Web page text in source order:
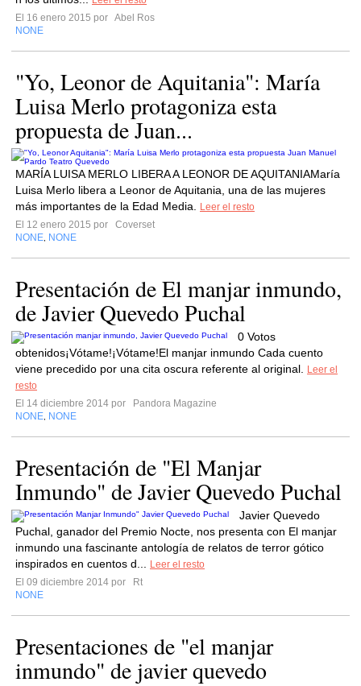
El 16 enero 2015 por Abel Ros
NONE
"Yo, Leonor de Aquitania": María
Luisa Merlo protagoniza esta
propuesta de Juan...
MARÍA LUISA MERLO LIBERA A LEONOR DE AQUITANIAMaría
Luisa Merlo libera a Leonor de Aquitania, una de las mujeres
más importantes de la Edad Media.
Leer el resto
El 12 enero 2015 por
Coverset
NONE NONE
Presentación de El manjar inmundo,
de Javier Quevedo Puchal
0 Votos
obtenidos¡Vótame!¡Vótame!El manjar inmundo Cada cuento
viene precedido por una cita oscura referente al original.
Leer el
resto
El 14 diciembre 2014 por
Pandora Magazine
NONE NONE
Presentación de "El Manjar
Inmundo" de Javier Quevedo Puchal
Javier Quevedo
Puchal, ganador del Premio Nocte, nos presenta con El manjar
inmundo una fascinante antología de relatos de terror gótico
inspirados en cuentos d...
Leer el resto
El 09 diciembre 2014 por
Rt
NONE
Presentaciones de "el manjar
inmundo" de javier quevedo